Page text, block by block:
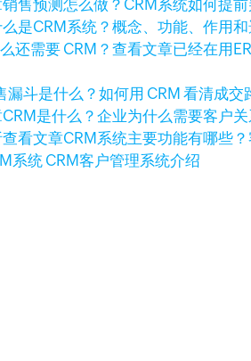
销售预测怎么做？CRM系统如何提
是CRM系统？概念、功能、作用
查看文章已经在用
漏斗是什么？如何用 CRM 看清成交
CRM是什么？企业为什么需要客户
查看文章CRM系统主要功能有哪些
系统 CRM客户管理系统介绍